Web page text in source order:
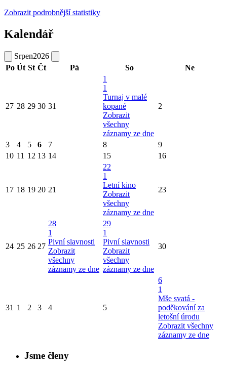
Zobrazit podrobnější statistiky
Kalendář
Srpen2026
Po Út St Čt Pá So Ne
27 28 29 30 31
1
1
Turnaj v malé
kopané
Zobrazit
všechny
záznamy ze dne
2
3 4 5 6 7 8
9
10 11 12 13 14 15 16
17 18 19 20 21
22
1
Letní kino
Zobrazit
všechny
záznamy ze dne
23
24 25 26 27
28
1
Pivní slavnosti
Zobrazit
všechny
záznamy ze dne
29
1
Pivní slavnosti
Zobrazit
všechny
záznamy ze dne
30
31 1 2 3 4 5
6
1
Mše svatá -
poděkování za
letošní úrodu
Zobrazit všechny
záznamy ze dne
Jsme členy